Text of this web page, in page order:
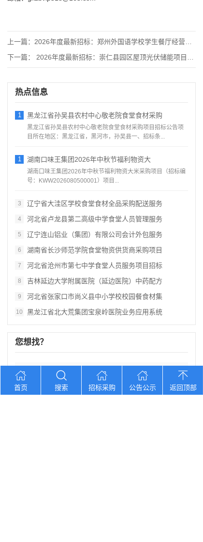
上一篇： 2026年度最新招标：郑州外国语学校学生餐厅经营权承包项目-
下一篇：
2026年度最新招标：崇仁县园区屋顶光伏储能项目EPC总承
热点信息
1 黑龙江省孙吴县农村中心敬老院食堂食材采购
黑龙江省孙吴县农村中心敬老院食堂食材采购项目招标公告项
目所在地区：黑龙江省，黑河市，孙吴县一、招标条...
1 湖南口味王集团2026年中秋节福利物资大
湖南口味王集团2026年中秋节福利物资大米采购项目（招标编
号：KWW2026080500001）项目...
3 辽宁省大洼区学校食堂食材全品采购配送服务
4 河北省卢龙县第二高级中学食堂人员管理服务
5 辽宁连山铝业（集团）有限公司会计外包服务
6 湖南省长沙师范学院食堂物资供货商采购项目
7 河北省沧州市第七中学食堂人员服务项目招标
8 吉林延边大学附属医院（延边医院）中药配方
9 河北省张家口市尚义县中小学校校园餐食材集
10 黑龙江省北大荒集团宝泉岭医院业务应用系统
您想找？
黑龙江省孙吴县农村中心敬老院食堂食材采购
湖南口味王集团2026年中秋节福利物资大
首页 搜索 招标采购 公告公示 返回顶部